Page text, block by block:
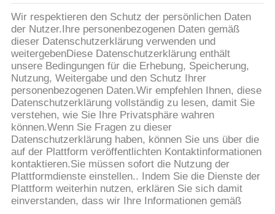
QUALITÄTSKONTROLLE
TRETEN
SIE
MIT
UNS
IN
VERBINDUNG
NACHRICHTEN
Wir respektieren den Schutz der persönlichen Daten
der Nutzer.Ihre personenbezogenen Daten gemäß
dieser Datenschutzerklärung verwenden und
weitergebenDiese Datenschutzerklärung enthält
unsere Bedingungen für die Erhebung, Speicherung,
Nutzung, Weitergabe und den Schutz Ihrer
personenbezogenen Daten.Wir empfehlen Ihnen, diese
Datenschutzerklärung vollständig zu lesen, damit Sie
verstehen, wie Sie Ihre Privatsphäre wahren
können.Wenn Sie Fragen zu dieser
Datenschutzerklärung haben, können Sie uns über die
auf der Plattform veröffentlichten Kontaktinformationen
kontaktieren.Sie müssen sofort die Nutzung der
Plattformdienste einstellen.. Indem Sie die Dienste der
Plattform weiterhin nutzen, erklären Sie sich damit
einverstanden, dass wir Ihre Informationen gemäß